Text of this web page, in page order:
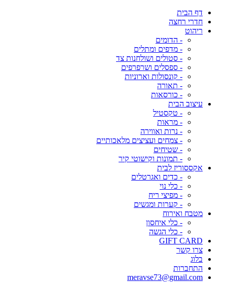
דף הבית
חדרי רחצה
ריהוט
- הדומים
- מדפים ומתלים
- סטולים ושולחנות צד
- ספסלים ושרפרפים
- קונסולות וארוניות
- תאורה
- כורסאות
עיצוב הבית
- טקסטיל
- מראות
- נרות ואווירה
- צמחים ועציצים מלאכותיים
- שטיחים
- תמונות וקישוטי קיר
אקססוריז לבית
- כדים ואגרטלים
- כלי נוי
- מפיצי ריח
- קערות ומגשים
מטבח ואירוח
- כלי איחסון
- כלי הגשה
GIFT CARD
צרו קשר
בלוג
התחברות
meravse73@gmail.com